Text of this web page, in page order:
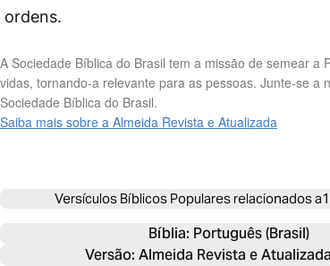
ordens.
A Sociedade Bíblica do Brasil tem a missão de semear a
vidas, tornando-a relevante para as pessoas. Junte-se a
Sociedade Bíblica do Brasil.
Saiba mais sobre a Almeida Revista e Atualizada
Versículos Bíblicos Populares relacionados a
Bíblia: Português (Brasil)
Versão: Almeida Revista e